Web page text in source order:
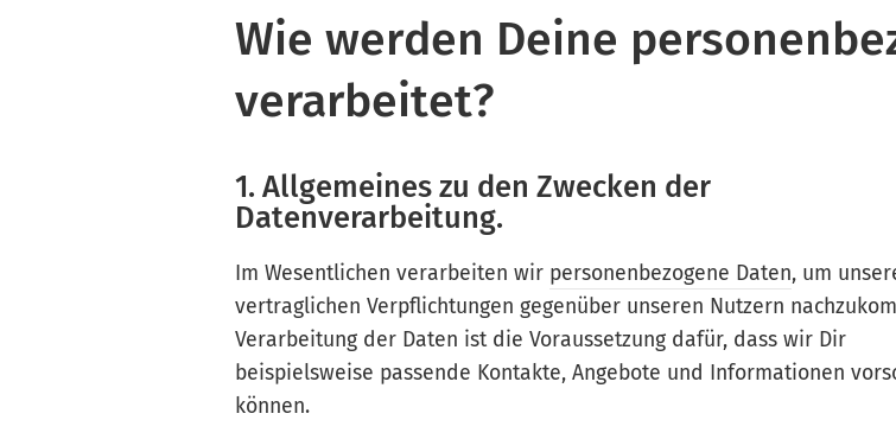
Wie werden Deine
verarbeitet?
1. Allgemeines zu den Zwecken der
Datenverarbeitung.
Im Wesentlichen verarbeiten wir personenbezogene Daten, um
vertraglichen Verpflichtungen gegenüber unseren Nutzern
Verarbeitung der Daten ist die Voraussetzung dafür, dass wir Dir
beispielsweise passende Kontakte, Angebote und Informationen
können.